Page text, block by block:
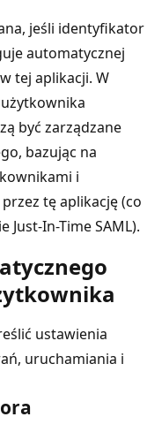
jeśli identyfikator
automatycznej
tej aplikacji. W
być zarządzane
bazując na
i
tę aplikację (co
In-Time SAML).
ustawienia
uruchamiania i